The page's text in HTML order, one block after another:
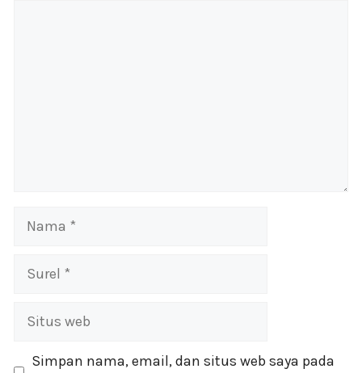
Nama
Surel
Situs
Simpan nama, email, dan situs web saya pada